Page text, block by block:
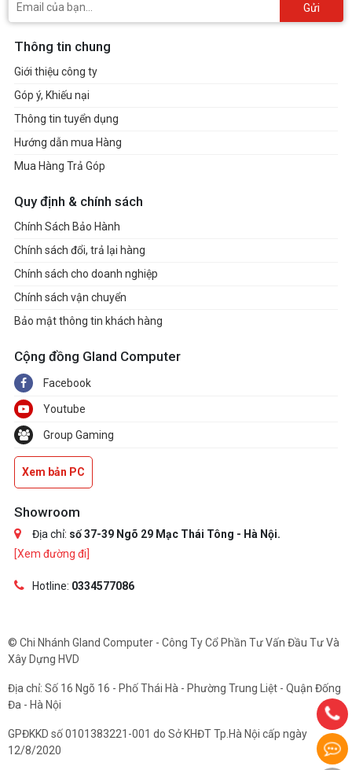
Gửi
Thông tin chung
Giới thiệu công ty
Góp ý, Khiếu nại
Thông tin tuyển dụng
Hướng dẫn mua Hàng
Mua Hàng Trả Góp
Quy định & chính sách
Chính Sách Bảo Hành
Chính sách đổi, trả lại hàng
Chính sách cho doanh nghiệp
Chính sách vận chuyển
Bảo mật thông tin khách hàng
Cộng đồng Gland Computer
Facebook
Youtube
Group Gaming
Xem bản PC
Showroom
Địa chỉ: số 37-39 Ngõ 29 Mạc Thái Tông - Hà Nội.
[Xem đường đi]
Hotline: 0334577086
© Chi Nhánh Gland Computer - Công Ty Cổ Phần Tư Vấn Đầu Tư Và
Xây Dựng HVD
Địa chỉ: Số 16 Ngõ 16 - Phố Thái Hà - Phường Trung Liệt - Quận Đống
Đa - Hà Nội
GPĐKKD số 0101383221-001 do Sở KHĐT Tp.Hà Nội cấp ngày
12/8/2020